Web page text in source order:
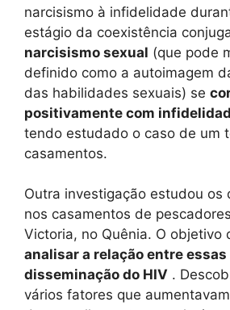
narcisismo à infidelidade
estágio da coexistência
narcisismo sexual (que pode
definido como a autoimagem
das habilidades sexuais) se
positivamente com
tendo estudado o caso de um
casamentos.
Outra investigação estudou os
nos casamentos de
Victoria, no Quênia. O objetivo
analisar a relação entre
disseminação do HIV .
vários fatores que